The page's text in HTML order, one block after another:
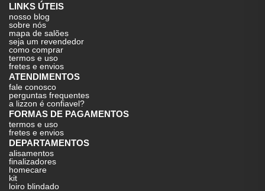
LINKS ÚTEIS
nosso blog
sobre nós
mapa de salões
seja um revendedor
como comprar
termos e uso
fretes e envios
ATENDIMENTOS
fale conosco
perguntas frequentes
a lizzon é confiavel?
FORMAS DE PAGAMENTOS
termos e uso
fretes e envios
DEPARTAMENTOS
alisamentos
finalizadores
homecare
kit
loiro blindado